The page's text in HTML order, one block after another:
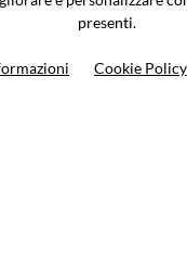
presenti.
Cookie Policy